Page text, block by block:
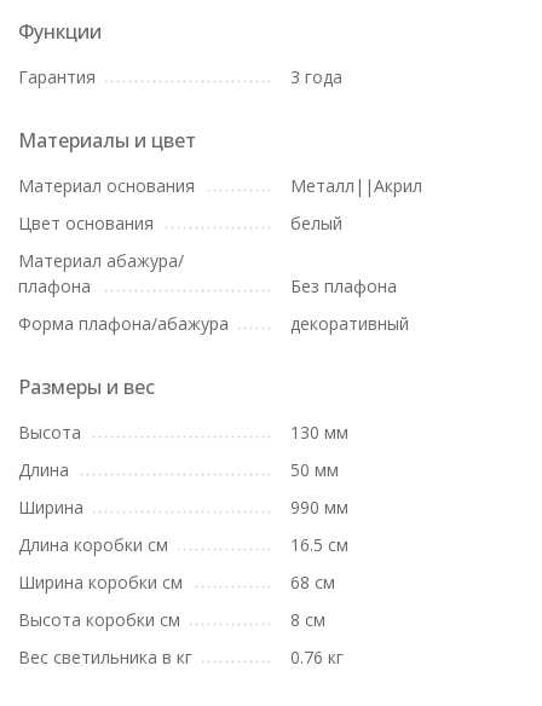
Функции
Гарантия 3 года
Материалы и цвет
Материал основания
Металл||Акрил
Цвет основания
белый
Материал абажура/
плафона
Без плафона
Форма плафона/абажура
декоративный
Размеры и вес
Высота
130 мм
Длина
50 мм
Ширина
990 мм
Длина коробки см
16.5 см
Ширина коробки см
68 см
Высота коробки см
8 см
Вес светильника в кг
0.76 кг